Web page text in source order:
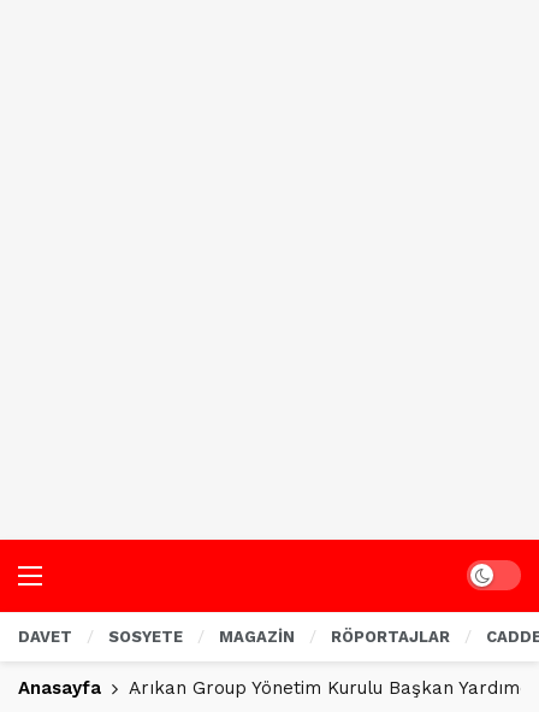
Dark
DAVET SOSYETE MAGAZİN RÖPORTAJLAR
Anasayfa Arıkan Group Yönetim Kurulu Başkan